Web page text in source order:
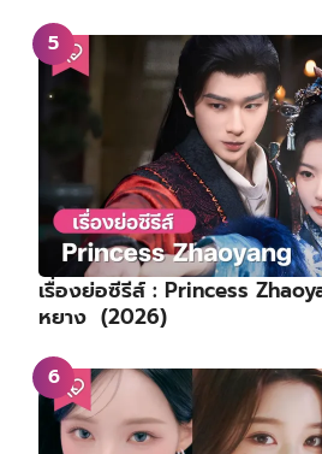
เรื่องย่อซีรีส์ : Princess
หยาง (2026)